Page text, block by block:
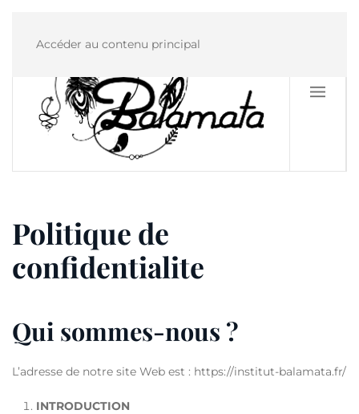
Accéder au contenu principal
Politique de
confidentialite
Qui sommes-nous ?
L’adresse de notre site Web est : https://institut-balamata.fr/
INTRODUCTION